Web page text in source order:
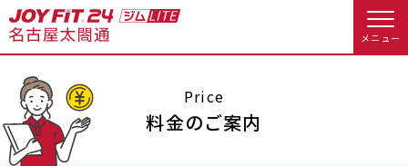
メニュー
店舗トップ
Price
料金のご案内